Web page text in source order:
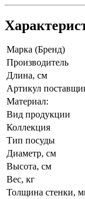
Марка (Бренд)
Производитель
Длина, см
Артикул
Материал:
Вид продукции
Коллекция
Тип посуды
Диаметр, см
Высота, см
Вес, кг
Толщина стенки,